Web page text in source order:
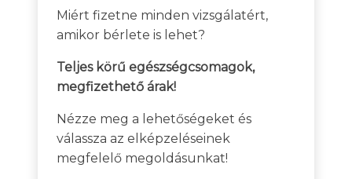
Miért fizetne minden vizsgálatért,
amikor bérlete is lehet?
Teljes körű egészségcsomagok,
megfizethető árak!
Nézze meg a lehetőségeket és
válassza az elképzeléseinek
megfelelő megoldásunkat!